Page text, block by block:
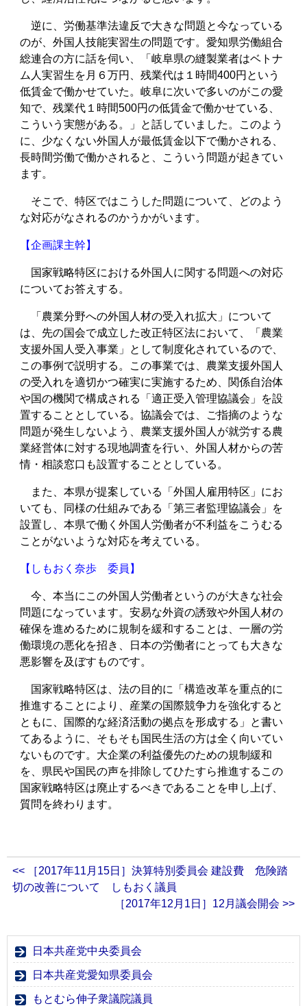
逆に、労働基準法違反で大きな問題と今なっている
のが、外国人技能実習生の問題です。愛知県労働組合
総連合の方に話を伺い、「岐阜県の縫製業者はベトナ
ム人実習生を月６万円、残業代は１時間400円という
低賃金で働かせていた。岐阜に次いで多いのがこの愛
知で、残業代１時間500円の低賃金で働かせている、
こういう実態がある。」と話していました。このよう
に、少なくない外国人が最低賃金以下で働かされる、
長時間労働で働かされると、こういう問題が起きてい
ます。
そこで、特区ではこうした問題について、どのよう
な対応がなされるのかうかがいます。
【企画課主幹】
国家戦略特区における外国人に関する問題への対応
についてお答えする。
「農業分野への外国人材の受入れ拡大」について
は、先の国会で成立した改正特区法において、「農業
支援外国人受入事業」として制度化されているので、
この事例で説明する。この事業では、農業支援外国人
の受入れを適切かつ確実に実施するため、関係自治体
や国の機関で構成される「適正受入管理協議会」を設
置することとしている。協議会では、ご指摘のような
問題が発生しないよう、農業支援外国人が就労する農
業経営体に対する現地調査を行い、外国人材からの苦
情・相談窓口も設置することとしている。
また、本県が提案している「外国人雇用特区」にお
いても、同様の仕組みである「第三者監理協議会」を
設置し、本県で働く外国人労働者が不利益をこうむる
ことがないような対応を考えている。
【しもおく奈歩 委員】
今、本当にこの外国人労働者というのが大きな社会
問題になっています。安易な外資の誘致や外国人材の
確保を進めるために規制を緩和することは、一層の労
働環境の悪化を招き、日本の労働者にとっても大きな
悪影響を及ぼすものです。
国家戦略特区は、法の目的に「構造改革を重点的に
推進することにより、産業の国際競争力を強化すると
ともに、国際的な経済活動の拠点を形成する」と書い
てあるように、そもそも国民生活の方は全く向いてい
ないものです。大企業の利益優先のための規制緩和
を、県民や国民の声を排除してひたすら推進するこの
国家戦略特区は廃止するべきであることを申し上げ、
質問を終わります。
<< ［2017年11月15日］決算特別委員会 建設費 危険踏
切の改善について しもおく議員
［2017年12月1日］12月議会開会 >>
日本共産党中央委員会
日本共産党愛知県委員会
もとむら伸子衆議院議員